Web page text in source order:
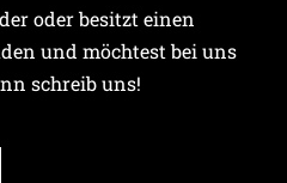
oder besitzt einen
und möchtest bei uns
schreib uns!